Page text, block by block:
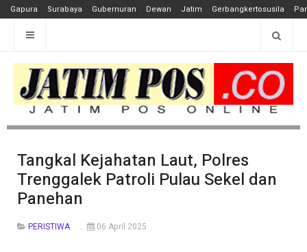
Gapura Surabaya Gubernuran Dewan Jatim Gerbangkertosusila
Tangkal Kejahatan Laut, Polres
Trenggalek Patroli Pulau Sekel dan
Panehan
PERISTIWA 06 April 2025